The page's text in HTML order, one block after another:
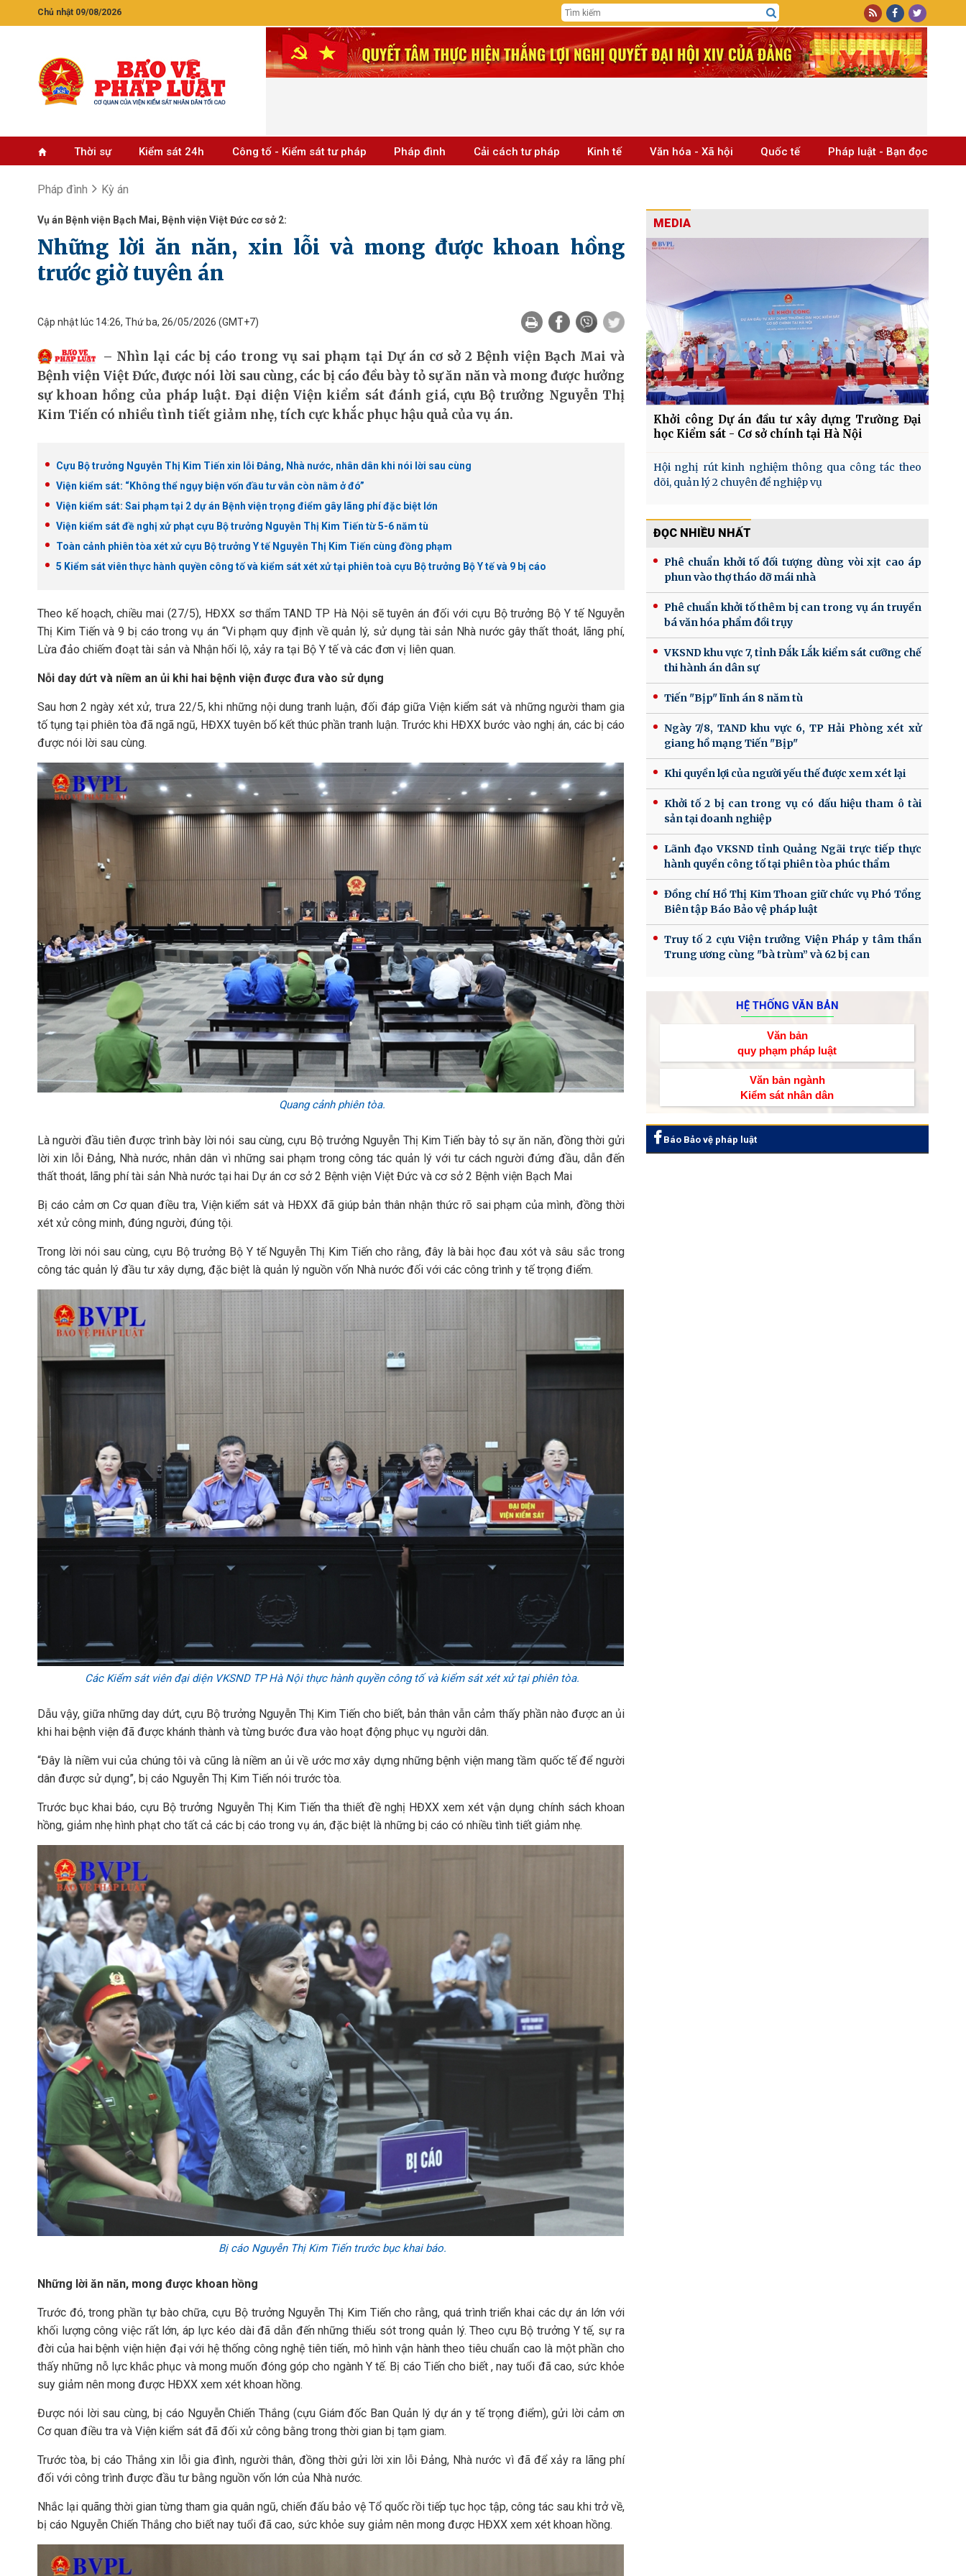
Chủ nhật 09/08/2026
Thời sự Kiểm sát 24h Công tố - Kiểm sát tư pháp Pháp đình Cải cách tư pháp Kinh tế Văn hóa - Xã hội Quốc tế Pháp luật - Bạn đọc
Pháp đình Kỳ án
Vụ án Bệnh viện Bạch Mai, Bệnh viện Việt Đức cơ sở 2:
Những lời ăn năn, xin lỗi và mong được khoan hồng
trước giờ tuyên án
Cập nhật lúc 14:26, Thứ ba, 26/05/2026 (GMT+7)
Nhìn lại các bị cáo trong vụ sai phạm tại Dự án cơ sở 2 Bệnh viện Bạch Mai và
Bệnh viện Việt Đức, được nói lời sau cùng, các bị cáo đều bày tỏ sự ăn năn và mong được hưởng
sự khoan hồng của pháp luật. Đại diện Viện kiểm sát đánh giá, cựu Bộ trưởng Nguyễn Thị
Kim Tiến có nhiều tình tiết giảm nhẹ, tích cực khắc phục hậu quả của vụ án.
Cựu Bộ trưởng Nguyễn Thị Kim Tiến xin lỗi Đảng, Nhà nước, nhân dân khi nói lời sau cùng
Viện kiểm sát: “Không thể ngụy biện vốn đầu tư vẫn còn nằm ở đó”
Viện kiểm sát: Sai phạm tại 2 dự án Bệnh viện trọng điểm gây lãng phí đặc biệt lớn
Viện kiểm sát đề nghị xử phạt cựu Bộ trưởng Nguyễn Thị Kim Tiến từ 5-6 năm tù
Toàn cảnh phiên tòa xét xử cựu Bộ trưởng Y tế Nguyễn Thị Kim Tiến cùng đồng phạm
5 Kiểm sát viên thực hành quyền công tố và kiểm sát xét xử tại phiên toà cựu Bộ trưởng Bộ Y tế và 9 bị cáo
Theo kế hoạch, chiều mai (27/5), HĐXX sơ thẩm TAND TP Hà Nội sẽ tuyên án đối với cựu Bộ trưởng Bộ Y tế Nguyễn
Thị Kim Tiến và 9 bị cáo trong vụ án “Vi phạm quy định về quản lý, sử dụng tài sản Nhà nước gây thất thoát, lãng phí,
Lừa đảo chiếm đoạt tài sản và Nhận hối lộ, xảy ra tại Bộ Y tế và các đơn vị liên quan.
Nỗi day dứt và niềm an ủi khi hai bệnh viện được đưa vào sử dụng
Sau hơn 2 ngày xét xử, trưa 22/5, khi những nội dung tranh luận, đối đáp giữa Viện kiểm sát và những người tham gia
tố tụng tại phiên tòa đã ngã ngũ, HĐXX tuyên bố kết thúc phần tranh luận. Trước khi HĐXX bước vào nghị án, các bị cáo
được nói lời sau cùng.
Quang cảnh phiên tòa.
Là người đầu tiên được trình bày lời nói sau cùng, cựu Bộ trưởng Nguyễn Thị Kim Tiến bày tỏ sự ăn năn, đồng thời gửi
lời xin lỗi Đảng, Nhà nước, nhân dân vì những sai phạm trong công tác quản lý với tư cách người đứng đầu, dẫn đến
thất thoát, lãng phí tài sản Nhà nước tại hai Dự án cơ sở 2 Bệnh viện Việt Đức và cơ sở 2 Bệnh viện Bạch Mai
Bị cáo cảm ơn Cơ quan điều tra, Viện kiểm sát và HĐXX đã giúp bản thân nhận thức rõ sai phạm của mình, đồng thời
xét xử công minh, đúng người, đúng tội.
Trong lời nói sau cùng, cựu Bộ trưởng Bộ Y tế Nguyễn Thị Kim Tiến cho rằng, đây là bài học đau xót và sâu sắc trong
công tác quản lý đầu tư xây dựng, đặc biệt là quản lý nguồn vốn Nhà nước đối với các công trình y tế trọng điểm.
Các Kiểm sát viên đại diện VKSND TP Hà Nội thực hành quyền công tố và kiểm sát xét xử tại phiên tòa.
Dẫu vậy, giữa những day dứt, cựu Bộ trưởng Nguyễn Thị Kim Tiến cho biết, bản thân vẫn cảm thấy phần nào được an ủi
khi hai bệnh viện đã được khánh thành và từng bước đưa vào hoạt động phục vụ người dân.
“Đây là niềm vui của chúng tôi và cũng là niềm an ủi về ước mơ xây dựng những bệnh viện mang tầm quốc tế để người
dân được sử dụng”, bị cáo Nguyễn Thị Kim Tiến nói trước tòa.
Trước bục khai báo, cựu Bộ trưởng Nguyễn Thị Kim Tiến tha thiết đề nghị HĐXX xem xét vận dụng chính sách khoan
hồng, giảm nhẹ hình phạt cho tất cả các bị cáo trong vụ án, đặc biệt là những bị cáo có nhiều tình tiết giảm nhẹ.
Bị cáo Nguyễn Thị Kim Tiến trước bục khai báo.
Những lời ăn năn, mong được khoan hồng
Trước đó, trong phần tự bào chữa, cựu Bộ trưởng Nguyễn Thị Kim Tiến cho rằng, quá trình triển khai các dự án lớn với
khối lượng công việc rất lớn, áp lực kéo dài đã dẫn đến những thiếu sót trong quản lý. Theo cựu Bộ trưởng Y tế, sự ra
đời của hai bệnh viện hiện đại với hệ thống công nghệ tiên tiến, mô hình vận hành theo tiêu chuẩn cao là một phần cho
thấy những nỗ lực khắc phục và mong muốn đóng góp cho ngành Y tế. Bị cáo Tiến cho biết , nay tuổi đã cao, sức khỏe
suy giảm nên mong được HĐXX xem xét khoan hồng.
Được nói lời sau cùng, bị cáo Nguyễn Chiến Thắng (cựu Giám đốc Ban Quản lý dự án y tế trọng điểm), gửi lời cảm ơn
Cơ quan điều tra và Viện kiểm sát đã đối xử công bằng trong thời gian bị tạm giam.
Trước tòa, bị cáo Thắng xin lỗi gia đình, người thân, đồng thời gửi lời xin lỗi Đảng, Nhà nước vì đã để xảy ra lãng phí
đối với công trình được đầu tư bằng nguồn vốn lớn của Nhà nước.
Nhắc lại quãng thời gian từng tham gia quân ngũ, chiến đấu bảo vệ Tổ quốc rồi tiếp tục học tập, công tác sau khi trở về,
bị cáo Nguyễn Chiến Thắng cho biết nay tuổi đã cao, sức khỏe suy giảm nên mong được HĐXX xem xét khoan hồng.
MEDIA
Khởi công Dự án đầu tư xây dựng Trường Đại
học Kiểm sát - Cơ sở chính tại Hà Nội
Hội nghị rút kinh nghiệm thông qua công tác theo
dõi, quản lý 2 chuyên đề nghiệp vụ
ĐỌC NHIỀU NHẤT
Phê chuẩn khởi tố đối tượng dùng vòi xịt cao áp
phun vào thợ tháo dỡ mái nhà
Phê chuẩn khởi tố thêm bị can trong vụ án truyền
bá văn hóa phẩm đồi trụy
VKSND khu vực 7, tỉnh Đắk Lắk kiểm sát cưỡng chế
thi hành án dân sự
Tiến "Bịp" lĩnh án 8 năm tù
Ngày 7/8, TAND khu vực 6, TP Hải Phòng xét xử
giang hồ mạng Tiến "Bịp"
Khi quyền lợi của người yếu thế được xem xét lại
Khởi tố 2 bị can trong vụ có dấu hiệu tham ô tài
sản tại doanh nghiệp
Lãnh đạo VKSND tỉnh Quảng Ngãi trực tiếp thực
hành quyền công tố tại phiên tòa phúc thẩm
Đồng chí Hồ Thị Kim Thoan giữ chức vụ Phó Tổng
Biên tập Báo Bảo vệ pháp luật
Truy tố 2 cựu Viện trưởng Viện Pháp y tâm thần
Trung ương cùng "bà trùm” và 62 bị can
HỆ THỐNG VĂN BẢN
Văn bản
quy phạm pháp luật
Văn bản ngành
Kiểm sát nhân dân
Báo Bảo vệ pháp luật